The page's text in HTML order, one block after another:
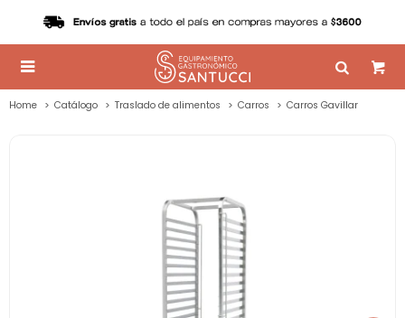

Home Catálogo Traslado de alimentos Carros Carros Gavillar